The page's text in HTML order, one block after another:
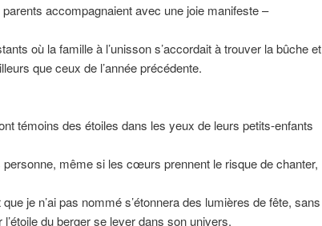
accompagnaient avec une joie manifeste –
où la famille à l’unisson s’accordait à trouver la bûche et
que ceux de l’année précédente.
témoins des étoiles dans les yeux de leurs petits-enfants
personne, même si les cœurs prennent le risque de chanter,
que je n’ai pas nommé s’étonnera des lumières de fête, sans
du berger se lever dans son univers.